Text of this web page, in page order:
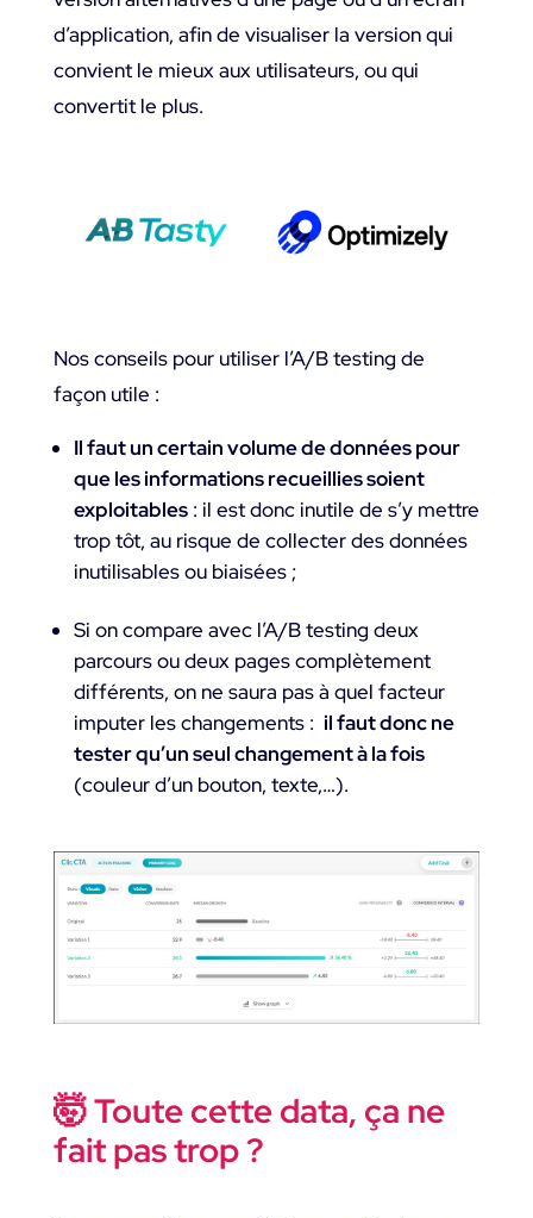
d’application, afin de visualiser la version qui
convient le mieux aux utilisateurs, ou qui
convertit le plus.
Nos conseils pour utiliser l’A/B testing de
façon utile :
Il faut un certain volume de données pour
que les informations recueillies soient
exploitables: il est donc inutile de s’y mettre
trop tôt, au risque de collecter des données
inutilisables ou biaisées ;
Si on compare avec l’A/B testing deux
parcours ou deux pages complètement
différents, on ne saura pas à quel facteur
imputer les changements : il faut donc ne
tester qu’un seul changement à la fois
(couleur d’un bouton, texte,…).
🤯 Toute cette data, ça ne
fait pas trop ?